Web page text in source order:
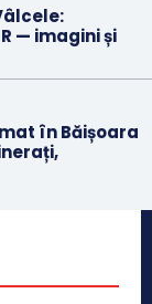
— imagini și
în Băișoara